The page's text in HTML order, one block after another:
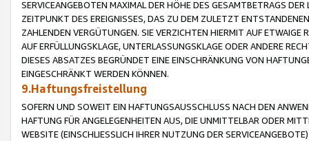
SERVICEANGEBOTEN MAXIMAL DER HÖHE DES GESAMTBETRAGS
ZEITPUNKT DES EREIGNISSES, DAS ZU DEM ZULETZT
ZAHLENDEN VERGÜTUNGEN. SIE VERZICHTEN HIERMIT AUF
AUF ERFÜLLUNGSKLAGE, UNTERLASSUNGSKLAGE ODER ANDERE
DIESES ABSATZES BEGRÜNDET EINE EINSCHRÄNKUNG VON
EINGESCHRÄNKT WERDEN KÖNNEN.
9.Haftungsfreistellung
SOFERN UND SOWEIT EIN HAFTUNGSAUSSCHLUSS NACH DEN
HAFTUNG FÜR ANGELEGENHEITEN AUS, DIE UNMITTELBAR ODER
WEBSITE (EINSCHLIESSLICH IHRER NUTZUNG DER